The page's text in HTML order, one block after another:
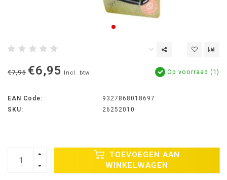
€7,95 €6,95 Incl. btw Op voorraad (1)
EAN Code:
9327868018697
SKU:
26252010
TOEVOEGEN AAN
WINKELWAGEN